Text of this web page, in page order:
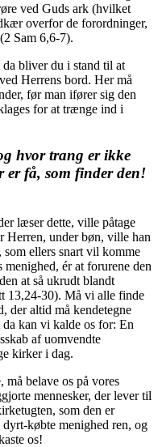
ved Guds ark (hvilket
overfor de forordninger,
Sam 6,6-7).
bliver du i stand til at
Herrens bord. Her må
før man ifører sig den
for at trænge ind i
hvor trang er ikke
er få, som finder den!
læser dette, ville påtage
Herren, under bøn, ville han
ellers snart vil komme
ér at forurene den
at så ukrudt blandt
13,24-30). Må vi alle finde
der altid må kendetegne
kan vi kalde os for: En
af uomvendte
kirker i dag.
belave os på vores
mennesker, der lever til
som den er
købte menighed ren, og
os!